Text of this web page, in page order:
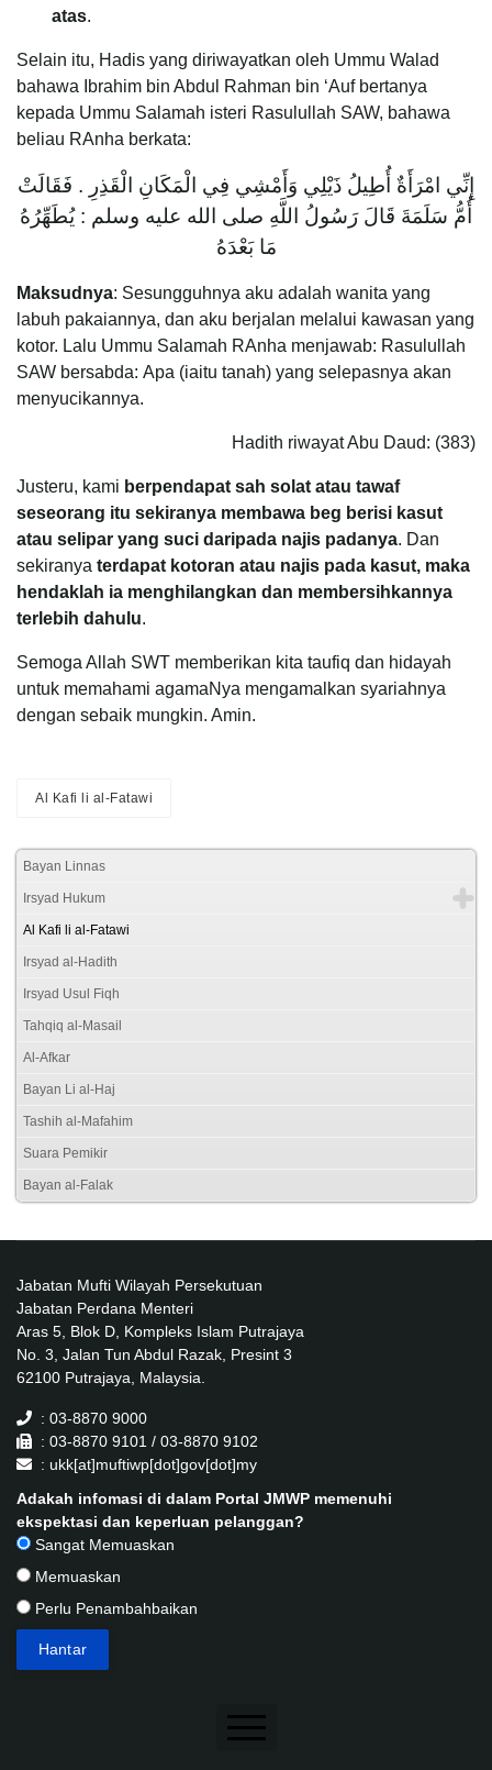
atas.
Selain itu, Hadis yang diriwayatkan oleh Ummu Walad
bahawa Ibrahim bin Abdul Rahman bin ‘Auf bertanya
kepada Ummu Salamah isteri Rasulullah SAW, bahawa
beliau RAnha berkata:
إِنِّي امْرَأَةٌ أُطِيلُ ذَيْلِي وَأَمْشِي فِي الْمَكَانِ الْقَذِرِ . فَقَالَتْ
أُمُّ سَلَمَةَ قَالَ رَسُولُ اللَّهِ صلى الله عليه وسلم : يُطَهِّرُهُ
مَا بَعْدَهُ
Maksudnya: Sesungguhnya aku adalah wanita yang
labuh pakaiannya, dan aku berjalan melalui kawasan yang
kotor. Lalu Ummu Salamah RAnha menjawab: Rasulullah
SAW bersabda: Apa (iaitu tanah) yang selepasnya akan
menyucikannya.
Hadith riwayat Abu Daud: (383)
Justeru, kami berpendapat sah solat atau tawaf
seseorang itu sekiranya membawa beg berisi kasut
atau selipar yang suci daripada najis padanya. Dan
sekiranya terdapat kotoran atau najis pada kasut, maka
hendaklah ia menghilangkan dan membersihkannya
terlebih dahulu.
Semoga Allah SWT memberikan kita taufiq dan hidayah
untuk memahami agamaNya mengamalkan syariahnya
dengan sebaik mungkin. Amin.
Al Kafi li al-Fatawi
Bayan Linnas
Irsyad Hukum
Al Kafi li al-Fatawi
Irsyad al-Hadith
Irsyad Usul Fiqh
Tahqiq al-Masail
Al-Afkar
Bayan Li al-Haj
Tashih al-Mafahim
Suara Pemikir
Bayan al-Falak
Jabatan Mufti Wilayah Persekutuan
Jabatan Perdana Menteri
Aras 5, Blok D, Kompleks Islam Putrajaya
No. 3, Jalan Tun Abdul Razak, Presint 3
62100 Putrajaya, Malaysia.
: 03-8870 9000
: 03-8870 9101 / 03-8870 9102
: ukk[at]muftiwp[dot]gov[dot]my
Adakah infomasi di dalam Portal JMWP memenuhi
ekspektasi dan keperluan pelanggan?
Sangat Memuaskan
Memuaskan
Perlu Penambahbaikan